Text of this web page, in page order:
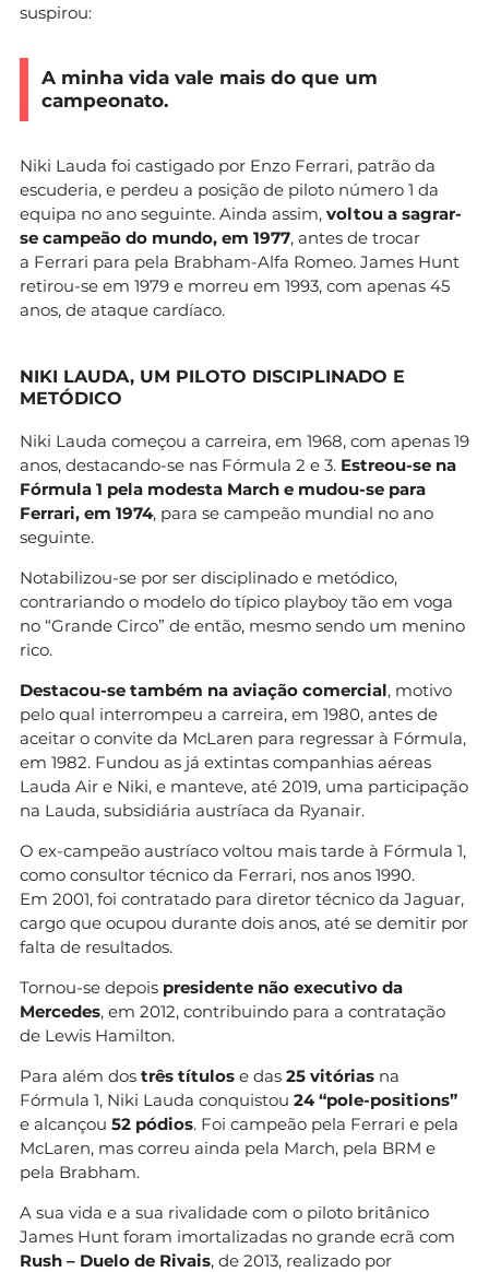
suspirou:
A minha vida vale mais do que um
campeonato.
Niki Lauda foi castigado por Enzo Ferrari, patrão da
escuderia, e perdeu a posição de piloto número 1 da
equipa no ano seguinte. Ainda assim, voltou a sagrar-
se campeão do mundo, em 1977, antes de trocar
a Ferrari para pela Brabham-Alfa Romeo. James Hunt
retirou-se em 1979 e morreu em 1993, com apenas 45
anos, de ataque cardíaco.
NIKI LAUDA, UM PILOTO DISCIPLINADO E
METÓDICO
Niki Lauda começou a carreira, em 1968, com apenas 19
anos, destacando-se nas Fórmula 2 e 3. Estreou-se na
Fórmula 1 pela modesta March e mudou-se para
Ferrari, em 1974, para se campeão mundial no ano
seguinte.
Notabilizou-se por ser disciplinado e metódico,
contrariando o modelo do típico playboy tão em voga
no “Grande Circo” de então, mesmo sendo um menino
rico.
Destacou-se também na aviação comercial, motivo
pelo qual interrompeu a carreira, em 1980, antes de
aceitar o convite da McLaren para regressar à Fórmula,
em 1982. Fundou as já extintas companhias aéreas
Lauda Air e Niki, e manteve, até 2019, uma participação
na Lauda, subsidiária austríaca da Ryanair.
O ex-campeão austríaco voltou mais tarde à Fórmula 1,
como consultor técnico da Ferrari, nos anos 1990.
Em 2001, foi contratado para diretor técnico da Jaguar,
cargo que ocupou durante dois anos, até se demitir por
falta de resultados.
Tornou-se depois presidente não executivo da
Mercedes, em 2012, contribuindo para a contratação
de Lewis Hamilton.
Para além dos três títulos e das 25 vitórias na
Fórmula 1, Niki Lauda conquistou 24 “pole-positions”
e alcançou 52 pódios. Foi campeão pela Ferrari e pela
McLaren, mas correu ainda pela March, pela BRM e
pela Brabham.
A sua vida e a sua rivalidade com o piloto britânico
James Hunt foram imortalizadas no grande ecrã com
Rush – Duelo de Rivais, de 2013, realizado por